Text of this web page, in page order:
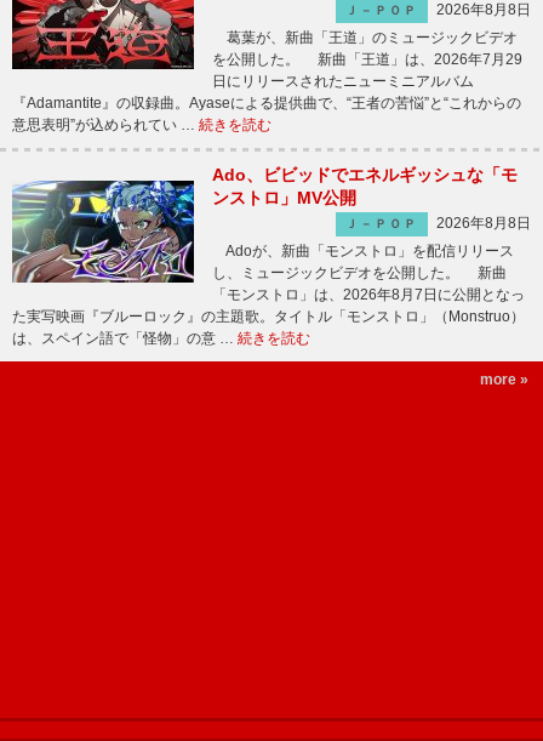
Ｊ－ＰＯＰ
2026年8月8日
葛葉が、新曲「王道」のミュージックビデオ
を公開した。 新曲「王道」は、2026年7月29
日にリリースされたニューミニアルバム
『Adamantite』の収録曲。Ayaseによる提供曲で、“王者の苦悩”と“これからの
意思表明”が込められてい … 続きを読む
Ado、ビビッドでエネルギッシュな「モ
ンストロ」MV公開
Ｊ－ＰＯＰ
2026年8月8日
Adoが、新曲「モンストロ」を配信リリース
し、ミュージックビデオを公開した。 新曲
「モンストロ」は、2026年8月7日に公開となっ
た実写映画『ブルーロック』の主題歌。タイトル「モンストロ」（Monstruo）
は、スペイン語で「怪物」の意 … 続きを読む
more »